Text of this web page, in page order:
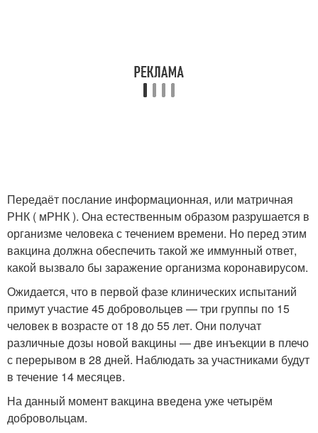
Передаёт послание информационная, или матричная
РНК ( мРНК ). Она естественным образом разрушается в
организме человека с течением времени. Но перед этим
вакцина должна обеспечить такой же иммунный ответ,
какой вызвало бы заражение организма коронавирусом.
Ожидается, что в первой фазе клинических испытаний
примут участие 45 добровольцев — три группы по 15
человек в возрасте от 18 до 55 лет. Они получат
различные дозы новой вакцины — две инъекции в плечо
с перерывом в 28 дней. Наблюдать за участниками будут
в течение 14 месяцев.
На данный момент вакцина введена уже четырём
добровольцам.